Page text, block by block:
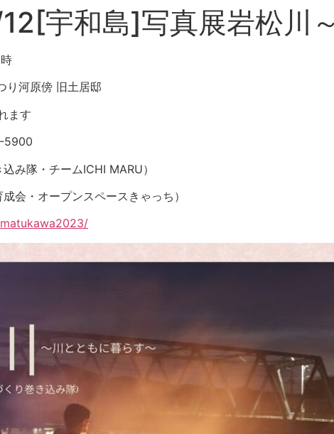
宇和島]写真展岩松川
河原傍 旧土居邸
ます
5900
み隊・チームICHI MARU）
会・オープンスペースきゃっち）